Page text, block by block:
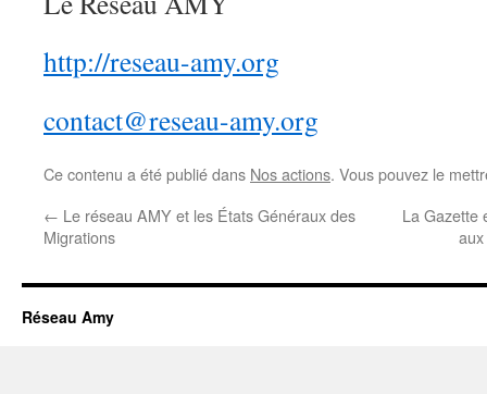
http://reseau-amy.org
contact@reseau-amy.org
Ce contenu a été publié dans Nos actions. Vous pouvez le
← Le réseau AMY et les États Généraux des
Migrations
La Gazette
Réseau Amy